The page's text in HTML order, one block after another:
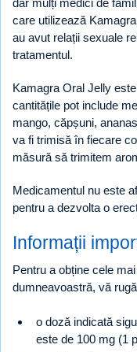
care utilizează
au avut relații sexuale
tratamentul.
Kamagra Oral Jelly
cantitățile pot include
mango, căpșuni,
va fi trimisă în fiecare
măsură să trimitem
Medicamentul nu este
pentru a dezvolta o
Informații
Pentru a obține cele
dumneavoastră, vă
o doză indicată
este de 100 mg (1